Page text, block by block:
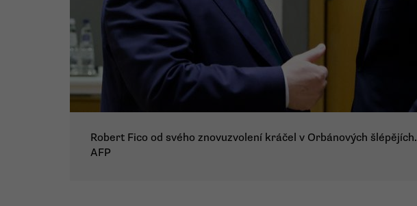
Robert Fico od svého znovuzvolení kráčel v Orbánových
AFP